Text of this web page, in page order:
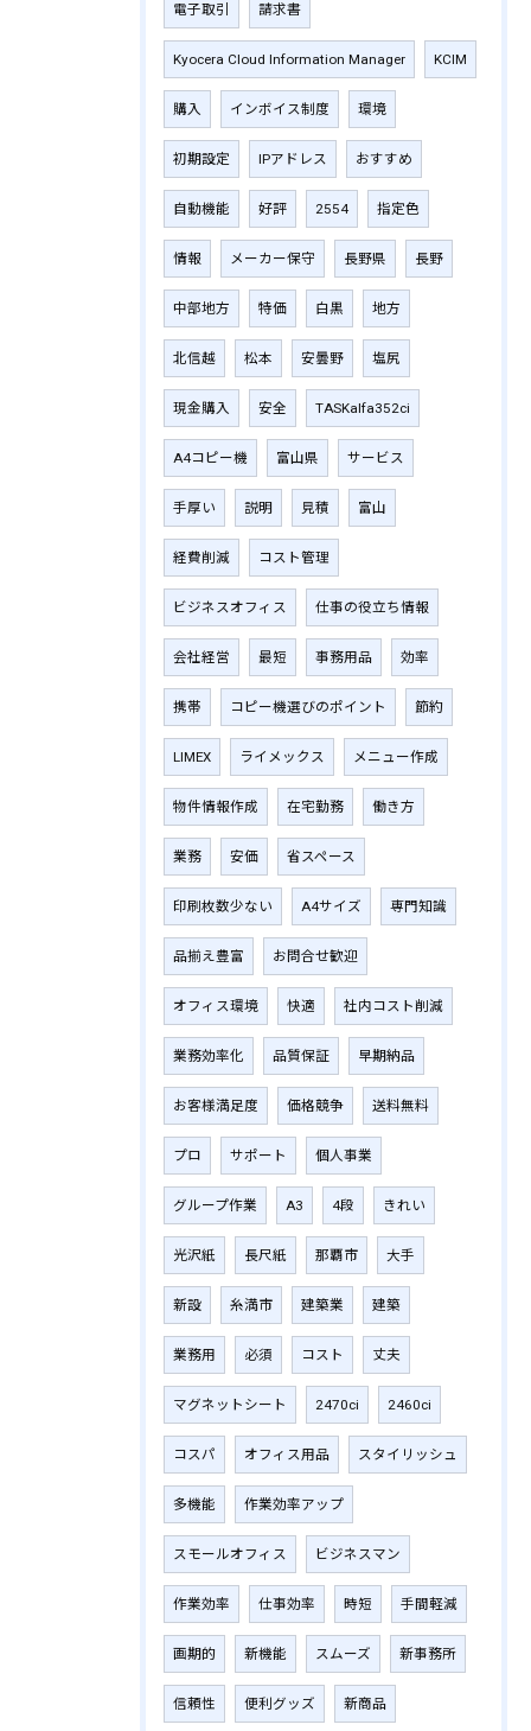
電子取引 請求書
Kyocera Cloud Information Manager KCIM
購入 インボイス制度 環境
初期設定 IPアドレス おすすめ
自動機能 好評 2554 指定色
情報 メーカー保守 長野県 長野
中部地方 特価 白黒 地方
北信越 松本 安曇野 塩尻
現金購入 安全 TASKalfa352ci
A4コピー機 富山県 サービス
手厚い 説明 見積 富山
経費削減 コスト管理
ビジネスオフィス 仕事の役立ち情報
会社経営 最短 事務用品 効率
携帯 コピー機選びのポイント 節約
LIMEX ライメックス メニュー作成
物件情報作成 在宅勤務 働き方
業務 安価 省スペース
印刷枚数少ない A4サイズ 専門知識
品揃え豊富 お問合せ歓迎
オフィス環境 快適 社内コスト削減
業務効率化 品質保証 早期納品
お客様満足度 価格競争 送料無料
プロ サポート 個人事業
グループ作業 A3 4段 きれい
光沢紙 長尺紙 那覇市 大手
新設 糸満市 建築業 建築
業務用 必須 コスト 丈夫
マグネットシート 2470ci 2460ci
コスパ オフィス用品 スタイリッシュ
多機能 作業効率アップ
スモールオフィス ビジネスマン
作業効率 仕事効率 時短 手間軽減
画期的 新機能 スムーズ 新事務所
信頼性 便利グッズ 新商品